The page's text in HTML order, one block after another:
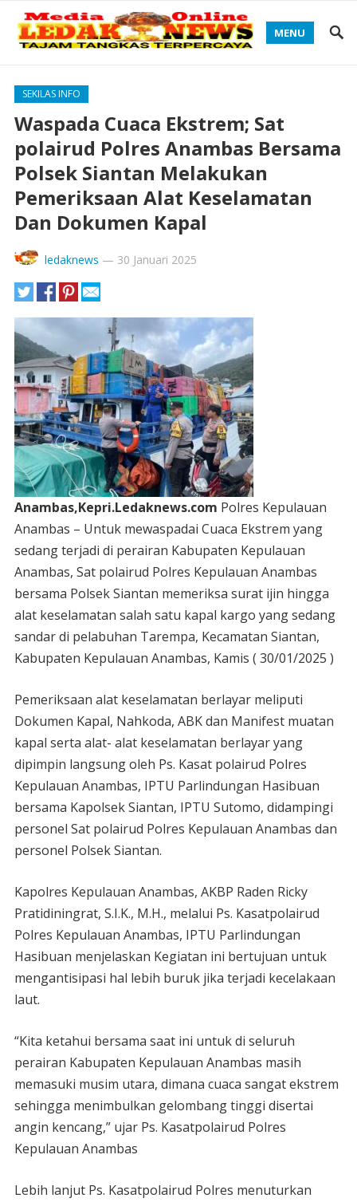
MENU
SEKILAS INFO
Waspada Cuaca Ekstrem; Sat
polairud Polres Anambas Bersama
Polsek Siantan Melakukan
Pemeriksaan Alat Keselamatan
Dan Dokumen Kapal
ledaknews — 30 Januari 2025
Anambas,Kepri.Ledaknews.com Polres Kepulauan
Anambas – Untuk mewaspadai Cuaca Ekstrem yang
sedang terjadi di perairan Kabupaten Kepulauan
Anambas, Sat polairud Polres Kepulauan Anambas
bersama Polsek Siantan memeriksa surat ijin hingga
alat keselamatan salah satu kapal kargo yang sedang
sandar di pelabuhan Tarempa, Kecamatan Siantan,
Kabupaten Kepulauan Anambas, Kamis ( 30/01/2025 )
Pemeriksaan alat keselamatan berlayar meliputi
Dokumen Kapal, Nahkoda, ABK dan Manifest muatan
kapal serta alat- alat keselamatan berlayar yang
dipimpin langsung oleh Ps. Kasat polairud Polres
Kepulauan Anambas, IPTU Parlindungan Hasibuan
bersama Kapolsek Siantan, IPTU Sutomo, didampingi
personel Sat polairud Polres Kepulauan Anambas dan
personel Polsek Siantan.
Kapolres Kepulauan Anambas, AKBP Raden Ricky
Pratidiningrat, S.I.K., M.H., melalui Ps. Kasatpolairud
Polres Kepulauan Anambas, IPTU Parlindungan
Hasibuan menjelaskan Kegiatan ini bertujuan untuk
mengantisipasi hal lebih buruk jika terjadi kecelakaan
laut.
“Kita ketahui bersama saat ini untuk di seluruh
perairan Kabupaten Kepulauan Anambas masih
memasuki musim utara, dimana cuaca sangat ekstrem
sehingga menimbulkan gelombang tinggi disertai
angin kencang,” ujar Ps. Kasatpolairud Polres
Kepulauan Anambas
Lebih lanjut Ps. Kasatpolairud Polres menuturkan